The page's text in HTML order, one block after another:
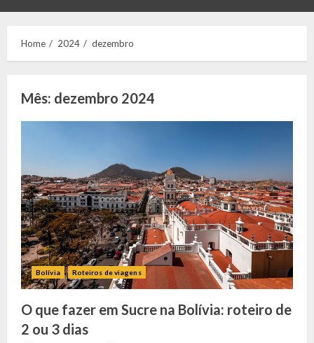
Menu
Home 2024 dezembro
Mês: dezembro 2024
Bolívia Roteiros de viagens
O que fazer em Sucre na Bolívia: roteiro de
2 ou 3 dias